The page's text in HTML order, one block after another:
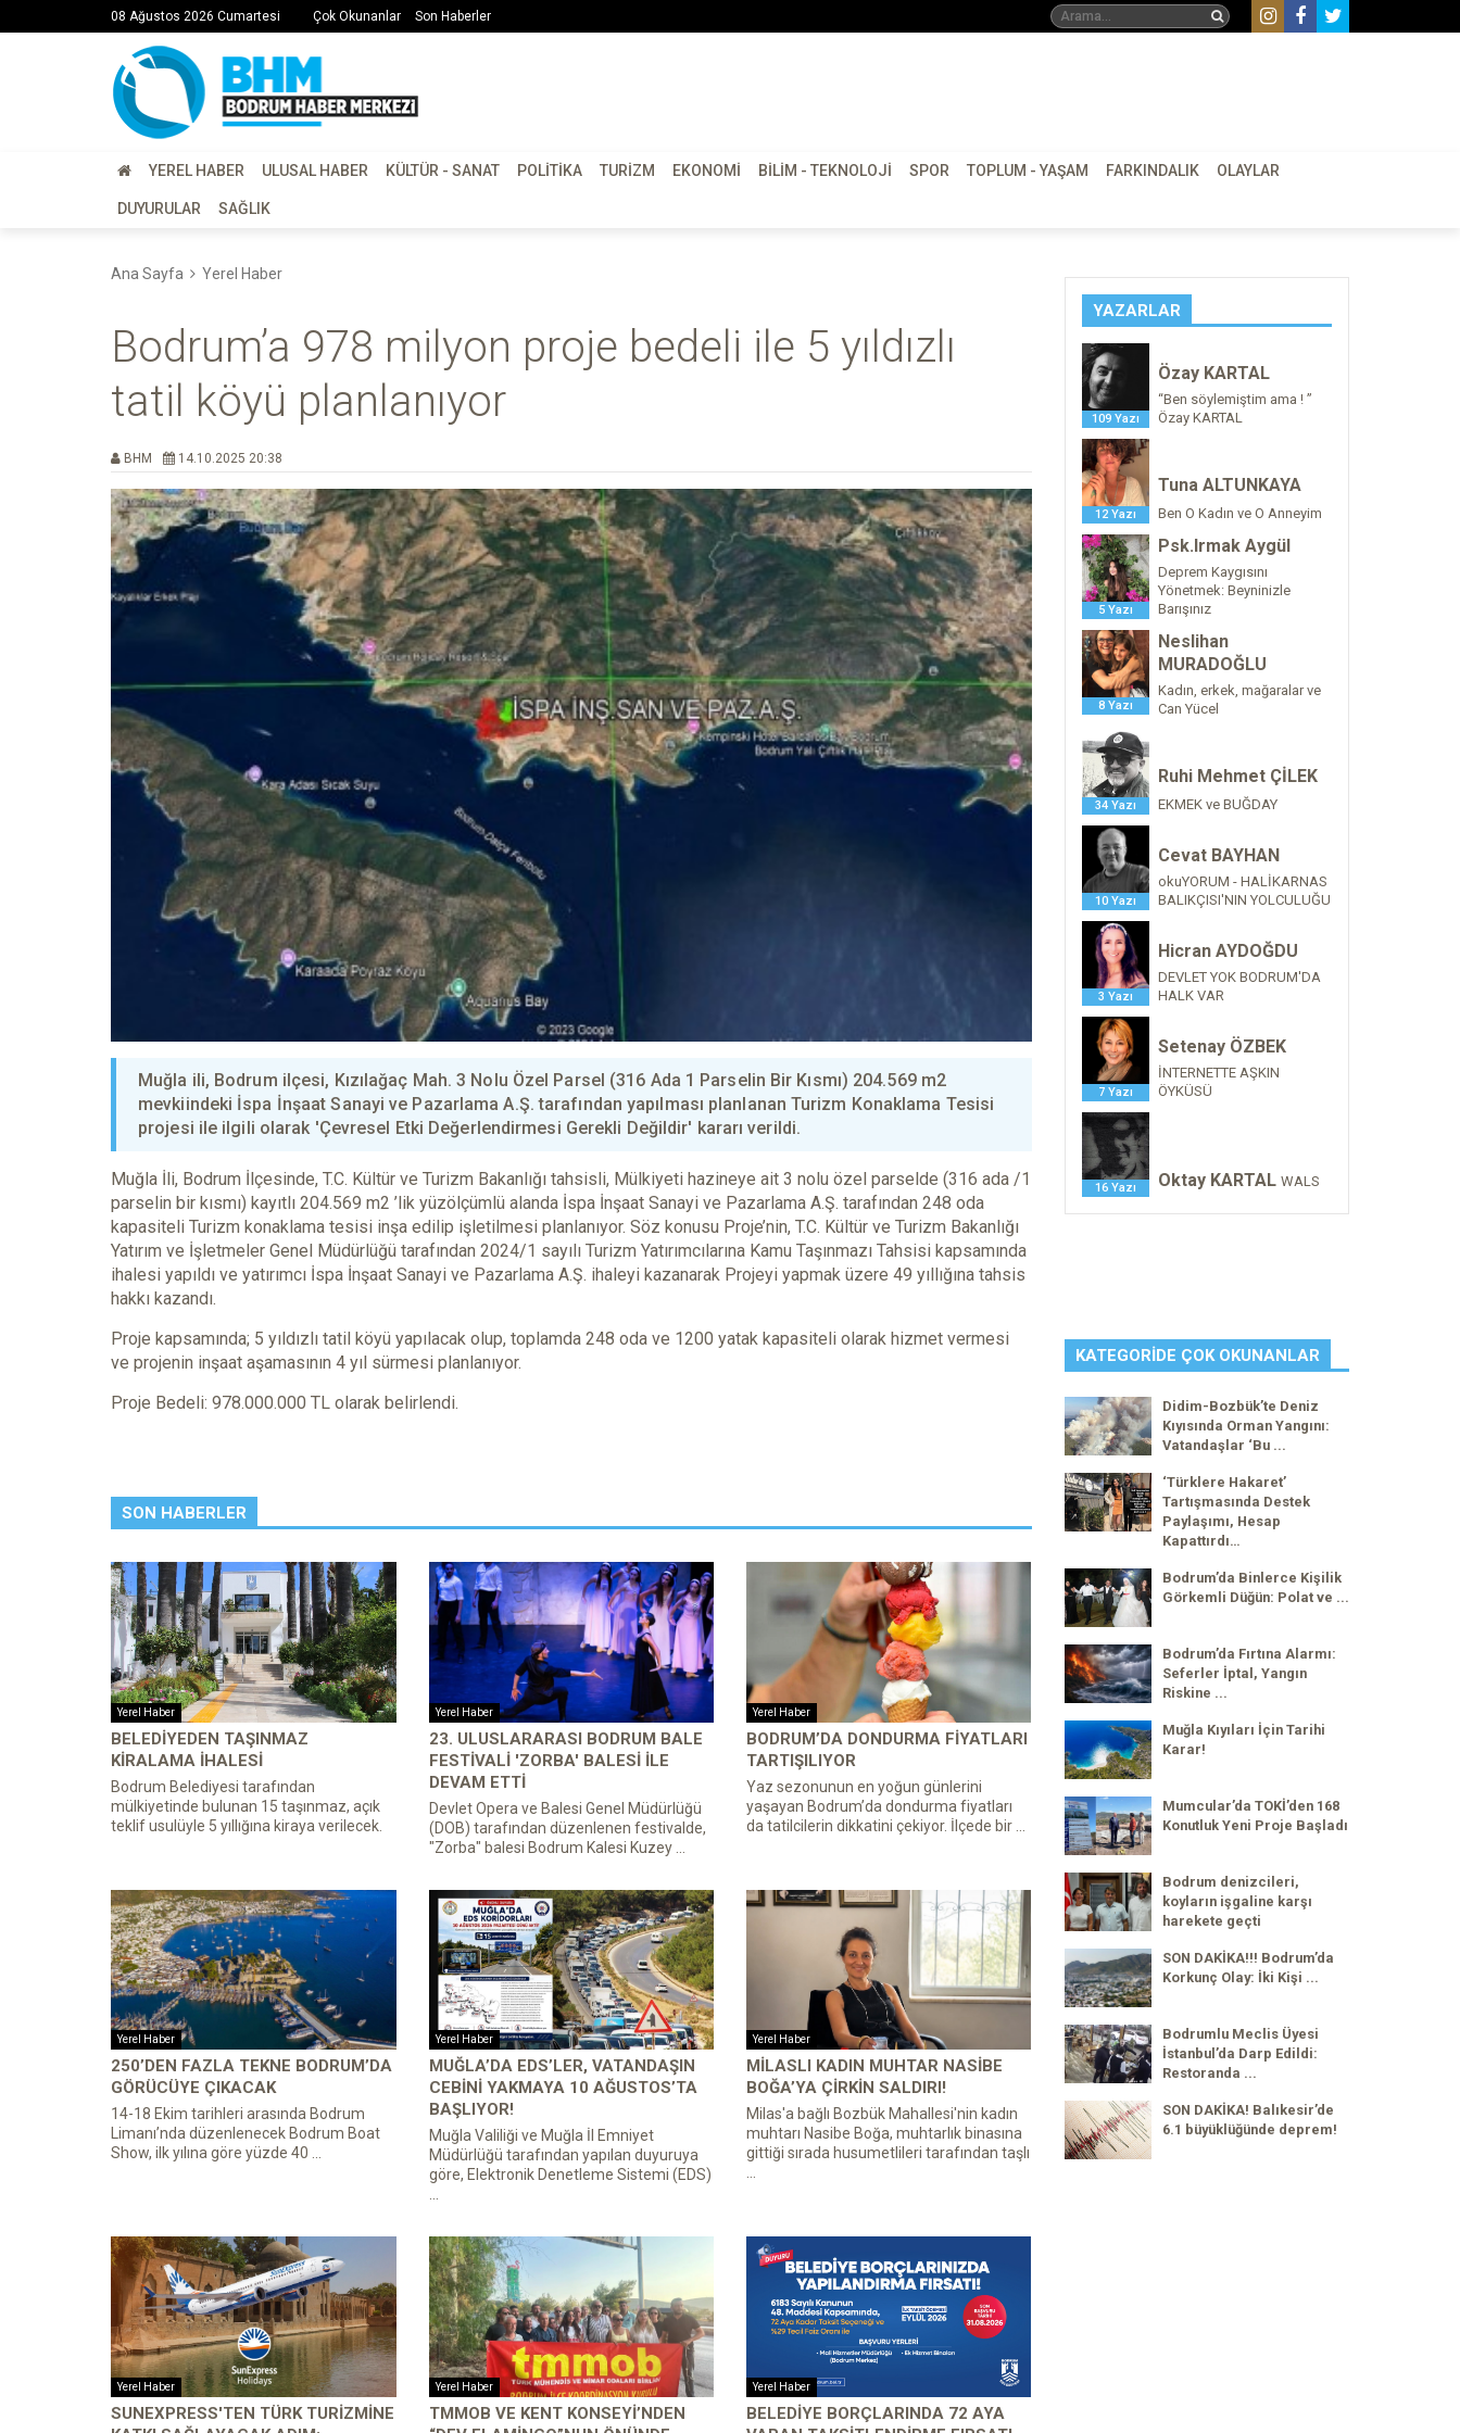
08 Ağustos 2026 Cumartesi Çok Okunanlar Son Haberler
YEREL HABER ULUSAL HABER KÜLTÜR - SANAT POLITIKA TURIZM EKONOMI BILIM - TEKNOLOJI SPOR TOPLUM - YAŞAM FARKINDALIK OLAYLAR
DUYURULAR SAĞLIK
Ana Sayfa Yerel Haber
Bodrum’a 978 milyon proje bedeli ile 5 yıldızlı
tatil köyü planlanıyor
BHM 14.10.2025 20:38
Muğla ili, Bodrum ilçesi, Kızılağaç Mah. 3 Nolu Özel Parsel (316 Ada 1 Parselin Bir Kısmı) 204.569 m2
mevkiindeki İspa İnşaat Sanayi ve Pazarlama A.Ş. tarafından yapılması planlanan Turizm Konaklama Tesisi
projesi ile ilgili olarak 'Çevresel Etki Değerlendirmesi Gerekli Değildir' kararı verildi.
Muğla İli, Bodrum İlçesinde, T.C. Kültür ve Turizm Bakanlığı tahsisli, Mülkiyeti hazineye ait 3 nolu özel parselde (316 ada /1
parselin bir kısmı) kayıtlı 204.569 m2 ’lik yüzölçümlü alanda İspa İnşaat Sanayi ve Pazarlama A.Ş. tarafından 248 oda
kapasiteli Turizm konaklama tesisi inşa edilip işletilmesi planlanıyor. Söz konusu Proje’nin, T.C. Kültür ve Turizm Bakanlığı
Yatırım ve İşletmeler Genel Müdürlüğü tarafından 2024/1 sayılı Turizm Yatırımcılarına Kamu Taşınmazı Tahsisi kapsamında
ihalesi yapıldı ve yatırımcı İspa İnşaat Sanayi ve Pazarlama A.Ş. ihaleyi kazanarak Projeyi yapmak üzere 49 yıllığına tahsis
hakkı kazandı.
Proje kapsamında; 5 yıldızlı tatil köyü yapılacak olup, toplamda 248 oda ve 1200 yatak kapasiteli olarak hizmet vermesi
ve projenin inşaat aşamasının 4 yıl sürmesi planlanıyor.
Proje Bedeli: 978.000.000 TL olarak belirlendi.
SON HABERLER
Yerel Haber
BELEDIYEDEN TAŞINMAZ
KIRALAMA İHALESI
Bodrum Belediyesi tarafından
mülkiyetinde bulunan 15 taşınmaz, açık
teklif usulüyle 5 yıllığına kiraya verilecek.
Yerel Haber
23. ULUSLARARASI BODRUM BALE
FESTIVALI 'ZORBA' BALESI ILE
DEVAM ETTI
Devlet Opera ve Balesi Genel Müdürlüğü
(DOB) tarafından düzenlenen festivalde,
"Zorba" balesi Bodrum Kalesi Kuzey ...
Yerel Haber
BODRUM’DA DONDURMA FIYATLARI
TARTIŞILIYOR
Yaz sezonunun en yoğun günlerini
yaşayan Bodrum’da dondurma fiyatları
da tatilcilerin dikkatini çekiyor. İlçede bir ...
Yerel Haber
250’DEN FAZLA TEKNE BODRUM’DA
GÖRÜCÜYE ÇIKACAK
14-18 Ekim tarihleri arasında Bodrum
Limanı’nda düzenlenecek Bodrum Boat
Show, ilk yılına göre yüzde 40 ...
Yerel Haber
MUĞLA’DA EDS’LER, VATANDAŞIN
CEBINI YAKMAYA 10 AĞUSTOS’TA
BAŞLIYOR!
Muğla Valiliği ve Muğla İl Emniyet
Müdürlüğü tarafından yapılan duyuruya
göre, Elektronik Denetleme Sistemi (EDS)
Yerel Haber
MILASLI KADIN MUHTAR NASIBE
BOĞA’YA ÇIRKIN SALDIRI!
Milas'a bağlı Bozbük Mahallesi'nin kadın
muhtarı Nasibe Boğa, muhtarlık binasına
gittiği sırada husumetlileri tarafından taşlı
Yerel Haber
SUNEXPRESS'TEN TÜRK TURIZMINE
Yerel Haber
TMMOB VE KENT KONSEYI’NDEN
Yerel Haber
BELEDIYE BORÇLARINDA 72 AYA
YAZARLAR
109 Yazı
Özay KARTAL
“Ben söylemiştim ama ! ”
Özay KARTAL
12 Yazı
Tuna ALTUNKAYA
Ben O Kadın ve O Anneyim
5 Yazı
Psk.Irmak Aygül
Deprem Kaygısını
Yönetmek: Beyninizle
Barışınız
8 Yazı
Neslihan
MURADOĞLU
Kadın, erkek, mağaralar ve
Can Yücel
34 Yazı
Ruhi Mehmet ÇİLEK
EKMEK ve BUĞDAY
10 Yazı
Cevat BAYHAN
okuYORUM - HALİKARNAS
BALIKÇISI'NIN YOLCULUĞU
3 Yazı
Hicran AYDOĞDU
DEVLET YOK BODRUM'DA
HALK VAR
7 Yazı
Setenay ÖZBEK
İNTERNETTE AŞKIN
ÖYKÜSÜ
16 Yazı Oktay KARTAL WALS
KATEGORIDE ÇOK OKUNANLAR
Didim-Bozbük’te Deniz
Kıyısında Orman Yangını:
Vatandaşlar ‘Bu ...
‘Türklere Hakaret’
Tartışmasında Destek
Paylaşımı, Hesap
Kapattırdı…
Bodrum’da Binlerce Kişilik
Görkemli Düğün: Polat ve ...
Bodrum’da Fırtına Alarmı:
Seferler İptal, Yangın
Riskine ...
Muğla Kıyıları İçin Tarihi
Karar!
Mumcular’da TOKİ’den 168
Konutluk Yeni Proje Başladı
Bodrum denizcileri,
koyların işgaline karşı
harekete geçti
SON DAKİKA!!! Bodrum’da
Korkunç Olay: İki Kişi ...
Bodrumlu Meclis Üyesi
İstanbul’da Darp Edildi:
Restoranda ...
SON DAKİKA! Balıkesir’de
6.1 büyüklüğünde deprem!